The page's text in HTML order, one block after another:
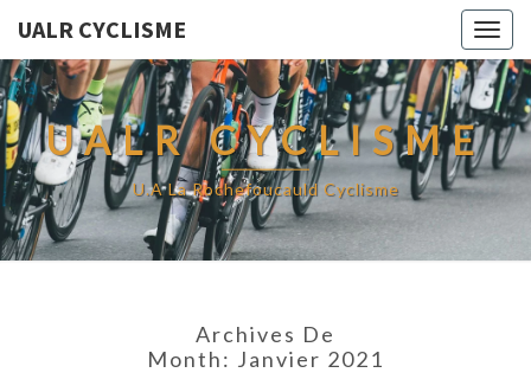
UALR CYCLISME
UALR CYCLISME
U.A La Rochefoucauld Cyclisme
Archives De
Month: Janvier 2021